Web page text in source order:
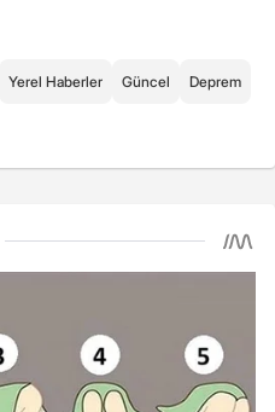
Yerel Haberler Güncel Deprem